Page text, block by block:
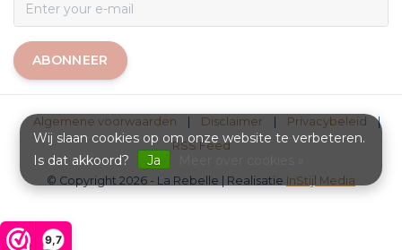
9,7
ABONNEER
Algemene voorwaarden Disclaimer Privacybeleid
|
RSS Feed
© Copyright 2026 - La Rebelle | Realisatie InStijl Media
Wij slaan cookies op om onze website te verbeteren.
Is dat akkoord?
Ja